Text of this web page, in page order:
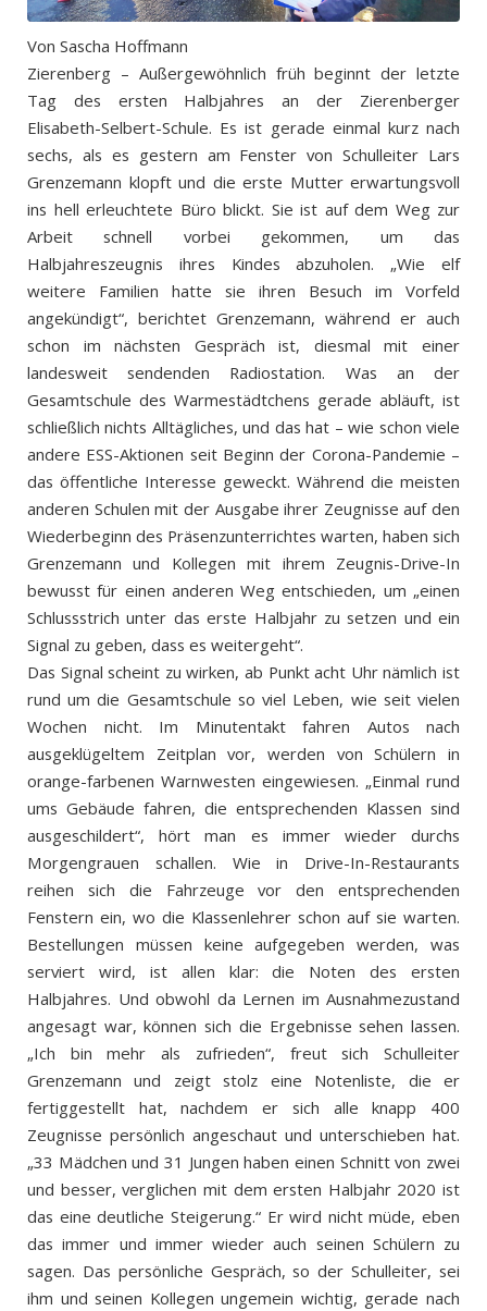
Von Sascha Hoffmann
Zierenberg – Außergewöhnlich früh beginnt der letzte
Tag des ersten Halbjahres an der Zierenberger
Elisabeth-Selbert-Schule. Es ist gerade einmal kurz nach
sechs, als es gestern am Fenster von Schulleiter Lars
Grenzemann klopft und die erste Mutter erwartungsvoll
ins hell erleuchtete Büro blickt. Sie ist auf dem Weg zur
Arbeit schnell vorbei gekommen, um das
Halbjahreszeugnis ihres Kindes abzuholen. „Wie elf
weitere Familien hatte sie ihren Besuch im Vorfeld
angekündigt“, berichtet Grenzemann, während er auch
schon im nächsten Gespräch ist, diesmal mit einer
landesweit sendenden Radiostation. Was an der
Gesamtschule des Warmestädtchens gerade abläuft, ist
schließlich nichts Alltägliches, und das hat – wie schon viele
andere ESS-Aktionen seit Beginn der Corona-Pandemie –
das öffentliche Interesse geweckt. Während die meisten
anderen Schulen mit der Ausgabe ihrer Zeugnisse auf den
Wiederbeginn des Präsenzunterrichtes warten, haben sich
Grenzemann und Kollegen mit ihrem Zeugnis-Drive-In
bewusst für einen anderen Weg entschieden, um „einen
Schlussstrich unter das erste Halbjahr zu setzen und ein
Signal zu geben, dass es weitergeht“.
Das Signal scheint zu wirken, ab Punkt acht Uhr nämlich ist
rund um die Gesamtschule so viel Leben, wie seit vielen
Wochen nicht. Im Minutentakt fahren Autos nach
ausgeklügeltem Zeitplan vor, werden von Schülern in
orange-farbenen Warnwesten eingewiesen. „Einmal rund
ums Gebäude fahren, die entsprechenden Klassen sind
ausgeschildert“, hört man es immer wieder durchs
Morgengrauen schallen. Wie in Drive-In-Restaurants
reihen sich die Fahrzeuge vor den entsprechenden
Fenstern ein, wo die Klassenlehrer schon auf sie warten.
Bestellungen müssen keine aufgegeben werden, was
serviert wird, ist allen klar: die Noten des ersten
Halbjahres. Und obwohl da Lernen im Ausnahmezustand
angesagt war, können sich die Ergebnisse sehen lassen.
„Ich bin mehr als zufrieden“, freut sich Schulleiter
Grenzemann und zeigt stolz eine Notenliste, die er
fertiggestellt hat, nachdem er sich alle knapp 400
Zeugnisse persönlich angeschaut und unterschieben hat.
„33 Mädchen und 31 Jungen haben einen Schnitt von zwei
und besser, verglichen mit dem ersten Halbjahr 2020 ist
das eine deutliche Steigerung.“ Er wird nicht müde, eben
das immer und immer wieder auch seinen Schülern zu
sagen. Das persönliche Gespräch, so der Schulleiter, sei
ihm und seinen Kollegen ungemein wichtig, gerade nach